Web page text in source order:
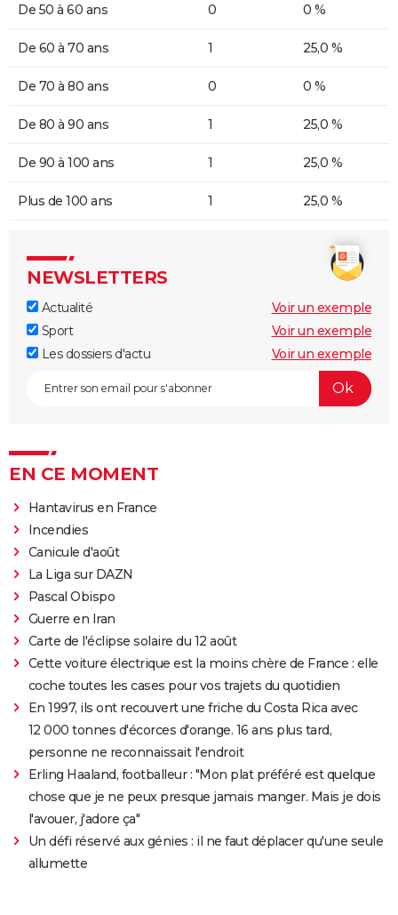
De 50 à 60 ans 0 0 %
De 60 à 70 ans 1 25,0 %
De 70 à 80 ans 0 0 %
De 80 à 90 ans 1 25,0 %
De 90 à 100 ans 1 25,0 %
Plus de 100 ans 1 25,0 %
NEWSLETTERS
Actualité
Voir un exemple
Sport
Voir un exemple
Les dossiers d'actu
Voir un exemple
EN CE MOMENT
Hantavirus en France
Incendies
Canicule d'août
La Liga sur DAZN
Pascal Obispo
Guerre en Iran
Carte de l'éclipse solaire du 12 août
Cette voiture électrique est la moins chère de France : elle
coche toutes les cases pour vos trajets du quotidien
En 1997, ils ont recouvert une friche du Costa Rica avec
12 000 tonnes d'écorces d'orange. 16 ans plus tard,
personne ne reconnaissait l'endroit
Erling Haaland, footballeur : "Mon plat préféré est quelque
chose que je ne peux presque jamais manger. Mais je dois
l'avouer, j'adore ça"
Un défi réservé aux génies : il ne faut déplacer qu'une seule
allumette